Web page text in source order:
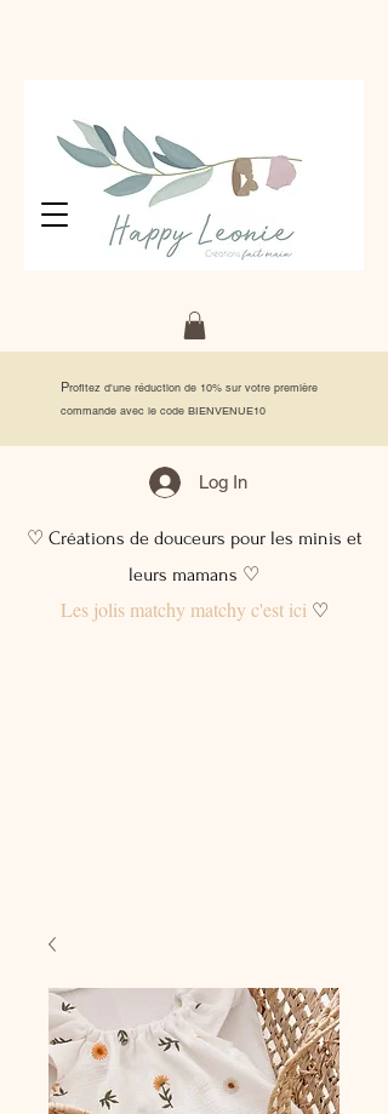
Profitez d'une réduction de 10% sur votre première
commande avec le code BIENVENUE10
Log In
♡ Créations de douceurs pour les minis et
leurs mamans ♡
Les jolis matchy matchy c'est ici♡